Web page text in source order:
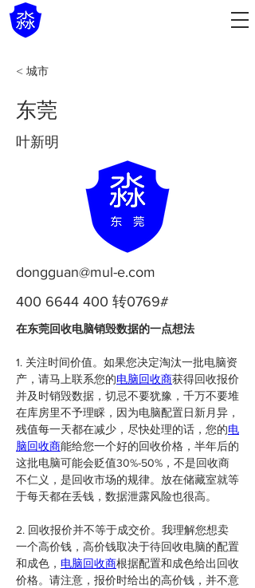
< 城市
东莞
叶新明
dongguan@mul-e.com
400 6644 400 转0769#
在东莞回收电脑销毁数据的一点想法
1. 关注时间价值。如果您决定淘汰一批电脑资
产，请马上联系您的电脑回收商获得回收报价
并及时销毁数据，切忌不要犹豫，千万不要堆
在库房里不予理睬，因为电脑配置日新月异，
残值每一天都在减少，尽快处理的话，您的电
脑回收商能给您一个好的回收价格，半年后的
这批电脑可能会贬值30%-50%，不是回收商
不仁义，是回收市场的规律。放在储藏室就等
于每天都在丢钱，数据泄露风险也很高。
2. 回收报价并不等于成交价。我理解您想卖
一个高价钱，高价钱取决于待回收电脑的配置
和成色， 电脑回收商根据配置和成色给出回收
价格。请注意，报价时给出的高价钱，并不意